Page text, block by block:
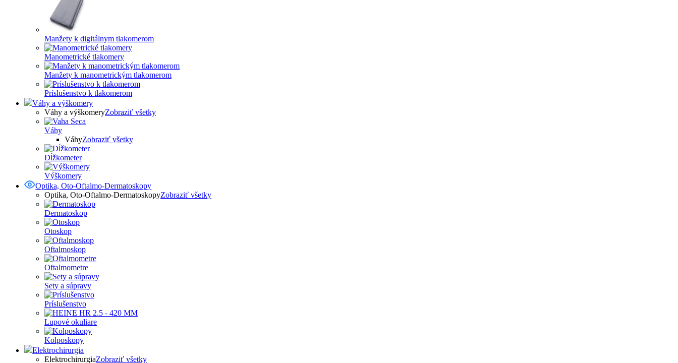
Manžety k digitálnym tlakomerom
Manometrické tlakomery
Manžety k manometrickým tlakomerom
Príslušenstvo k tlakomerom
Váhy a výškomery
Váhy a výškomeryZobraziť všetky
Váhy
VáhyZobraziť všetky
Dĺžkometer
Výškomery
Optika, Oto-Oftalmo-Dermatoskopy
Optika, Oto-Oftalmo-DermatoskopyZobraziť všetky
Dermatoskop
Otoskop
Oftalmoskop
Oftalmometre
Sety a súpravy
Príslušenstvo
Lupové okuliare
Kolposkopy
Elektrochirurgia
ElektrochirurgiaZobraziť všetky